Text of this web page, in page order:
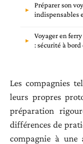
Préparer son
indispensables
Voyager en
: sécurité à
Les compagnies
leurs propres
préparation
différences de
compagnie à une